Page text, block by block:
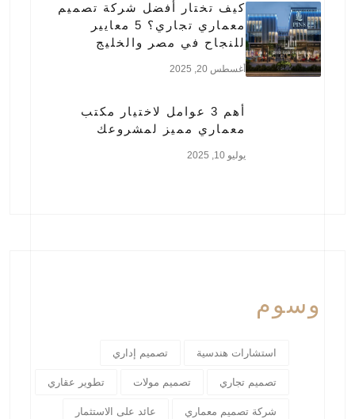
كيف تختار أفضل شركة تصميم
معماري تجاري؟ 5 معايير
للنجاح في مصر والخليج
أغسطس 20, 2025
أهم 3 عوامل لاختيار مكتب
معماري مميز لمشروعك
يوليو 10, 2025
وسوم
استشارات هندسية تصميم إداري
تصميم تجاري تصميم مولات تطوير عقاري
شركة تصميم معماري عائد على الاستثمار